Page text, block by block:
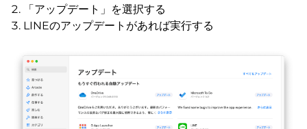
「アップデート」を選択する
LINEのアップデートがあれば実行する